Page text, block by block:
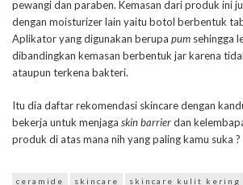
pewangi dan paraben. Kemasan dari produk ini
dengan moisturizer lain yaitu botol berbentuk
Aplikator yang digunakan berupa pum sehingga
dibandingkan kemasan berbentuk jar karena
ataupun terkena bakteri.
Itu dia daftar rekomendasi skincare dengan
bekerja untuk menjaga skin barrierdan
produk di atas mana nih yang paling kamu suka ?
ceramide skincare skincare kulit kering